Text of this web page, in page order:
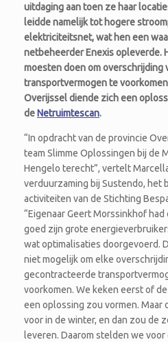
uitdaging aan toen ze haar
leidde namelijk tot hogere
elektriciteitsnet, wat hen een
netbeheerder Enexis opleverde.
moesten doen om
transportvermogen te
Overijssel diende zich een
de Netruimtescan.
“In opdracht van de provincie
team Slimme Oplossingen bij de
Hengelo terecht”, vertelt
verduurzaming bij Sustendo, het
activiteiten van de Stichting
“Eigenaar Geert Morssinkhof
goed zijn grote
wat optimalisaties doorgevoerd.
niet mogelijk om elke
gecontracteerde
voorkomen. We keken eerst of
een oplossing zou vormen. Maar
voor in de winter, en dan zou de
leveren. Daarom stelden we